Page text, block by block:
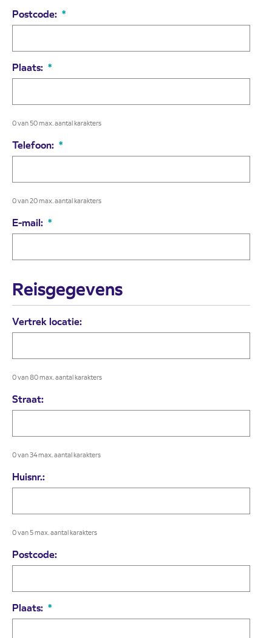
Postcode: *
Plaats: *
0 van 50 max. aantal karakters
Telefoon: *
0 van 20 max. aantal karakters
E-mail: *
Reisgegevens
Vertrek locatie:
0 van 80 max. aantal karakters
Straat:
0 van 34 max. aantal karakters
Huisnr.:
0 van 5 max. aantal karakters
Postcode:
Plaats: *